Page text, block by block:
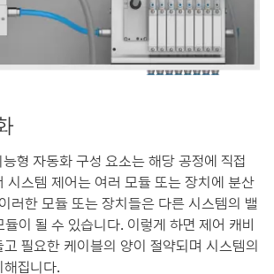
형 자동화 구성 요소는 해당 공정에 직접
시스템 제어는 여러 모듈 또는 장치에 분산
러한 모듈 또는 장치들은 다른 시스템의 밸
이 될 수 있습니다. 이렇게 하면 제어 캐비
필요한 케이블의 양이 절약되며 시스템의
집니다.